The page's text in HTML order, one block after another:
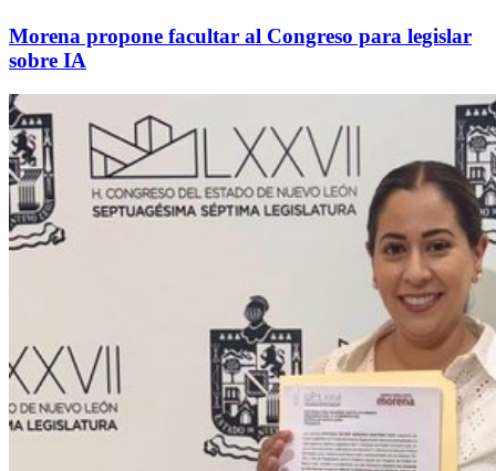
Morena propone facultar al Congreso para legislar
sobre IA